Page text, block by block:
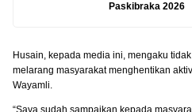
Paskibraka 2026
Husain, kepada media ini, mengaku
melarang masyarakat menghentikan
Wayamli.
“Saya sudah sampaikan kepada